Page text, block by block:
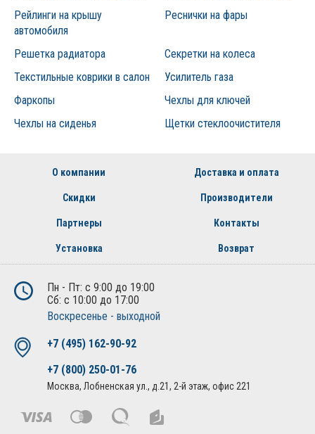
Рейлинги на крышу
автомобиля
Реснички на фары
Решетка радиатора
Секретки на колеса
Текстильные коврики в салон
Усилитель газа
Фаркопы
Чехлы для ключей
Чехлы на сиденья
Щетки стеклоочистителя
О компании Доставка и оплата
Скидки Производители
Партнеры Контакты
Установка Возврат
Пн - Пт: с 9:00 до 19:00
Сб: с 10:00 до 17:00
Воскресенье - выходной
+7 (495) 162-90-92
+7 (800) 250-01-76
Москва, Лобненская ул., д.21, 2-й этаж, офис 221